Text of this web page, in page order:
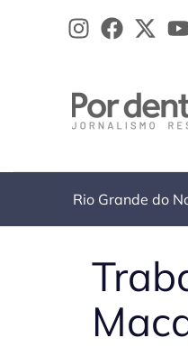
Rio Grande do